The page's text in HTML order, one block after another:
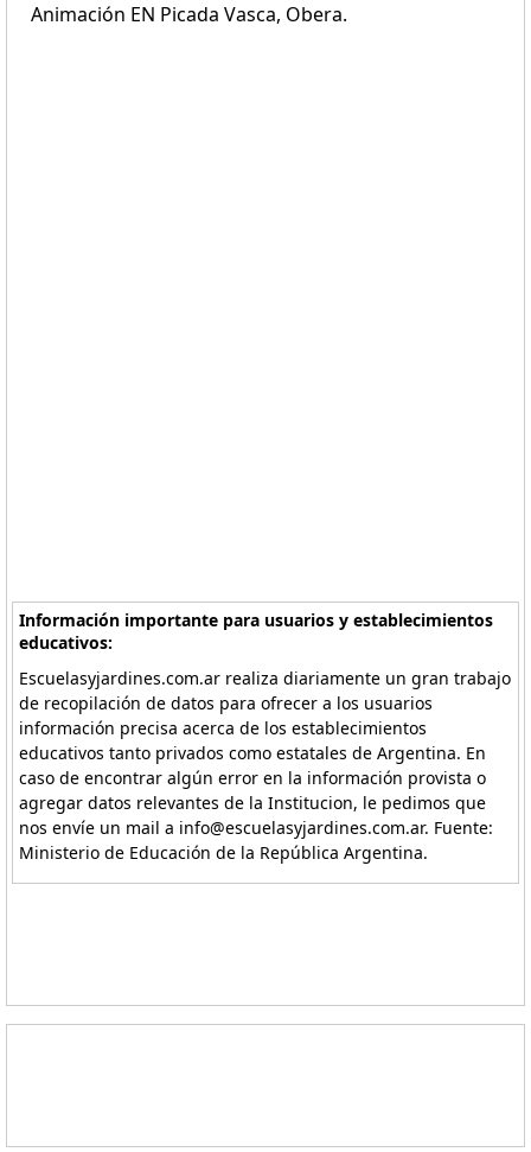
Animación EN Picada Vasca, Obera.
Información importante para usuarios y establecimientos
educativos:
Escuelasyjardines.com.ar realiza diariamente un gran trabajo
de recopilación de datos para ofrecer a los usuarios
información precisa acerca de los establecimientos
educativos tanto privados como estatales de Argentina. En
caso de encontrar algún error en la información provista o
agregar datos relevantes de la Institucion, le pedimos que
nos envíe un mail a info@escuelasyjardines.com.ar. Fuente:
Ministerio de Educación de la República Argentina.